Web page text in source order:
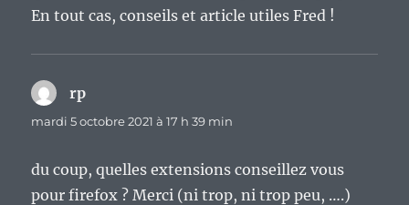
En tout cas, conseils et article utiles Fred !
rp
mardi 5 octobre 2021 à 17 h 39 min
du coup, quelles extensions conseillez vous
pour firefox ? Merci (ni trop, ni trop peu, ….)